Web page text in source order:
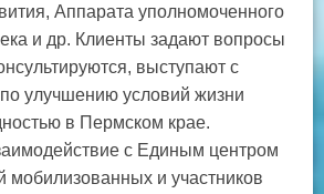
Аппарата уполномоченного
и др. Клиенты задают вопросы
выступают с
улучшению условий жизни
в Пермском крае.
с Единым центром
мобилизованных и участников